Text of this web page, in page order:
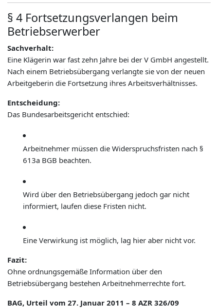
§ 4 Fortsetzungsverlangen beim
Betriebserwerber
Sachverhalt:
Eine Klägerin war fast zehn Jahre bei der V GmbH angestellt.
Nach einem Betriebsübergang verlangte sie von der neuen
Arbeitgeberin die Fortsetzung ihres Arbeitsverhältnisses.
Entscheidung:
Das Bundesarbeitsgericht entschied:
Arbeitnehmer müssen die Widerspruchsfristen nach §
613a BGB beachten.
Wird über den Betriebsübergang jedoch gar nicht
informiert, laufen diese Fristen nicht.
Eine Verwirkung ist möglich, lag hier aber nicht vor.
Fazit:
Ohne ordnungsgemäße Information über den
Betriebsübergang bestehen Arbeitnehmerrechte fort.
BAG, Urteil vom 27. Januar 2011 – 8 AZR 326/09